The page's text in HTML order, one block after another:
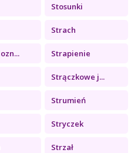
Stosunki
Strach
Strapienie
Strączkowe j...
Strumień
Stryczek
Strzał